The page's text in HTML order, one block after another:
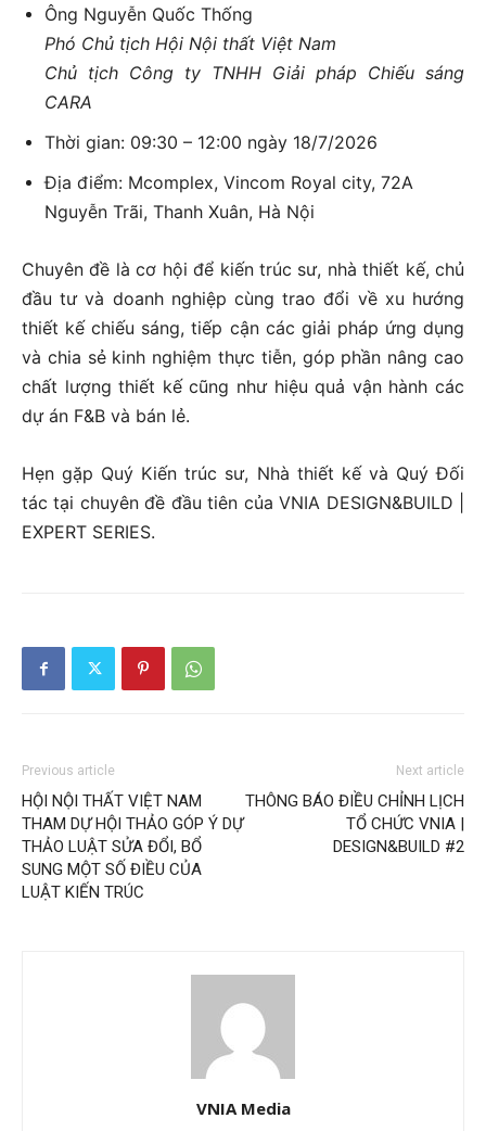
Ông Nguyễn Quốc Thống
Phó Chủ tịch Hội Nội thất Việt Nam
Chủ tịch Công ty TNHH Giải pháp Chiếu sáng
CARA
Thời gian: 09:30 – 12:00 ngày 18/7/2026
Địa điểm: Mcomplex, Vincom Royal city, 72A
Nguyễn Trãi, Thanh Xuân, Hà Nội
Chuyên đề là cơ hội để kiến trúc sư, nhà thiết kế, chủ
đầu tư và doanh nghiệp cùng trao đổi về xu hướng
thiết kế chiếu sáng, tiếp cận các giải pháp ứng dụng
và chia sẻ kinh nghiệm thực tiễn, góp phần nâng cao
chất lượng thiết kế cũng như hiệu quả vận hành các
dự án F&B và bán lẻ.
Hẹn gặp Quý Kiến trúc sư, Nhà thiết kế và Quý Đối
tác tại chuyên đề đầu tiên của VNIA DESIGN&BUILD |
EXPERT SERIES.
Previous article
HỘI NỘI THẤT VIỆT NAM
THAM DỰ HỘI THẢO GÓP Ý DỰ
THẢO LUẬT SỬA ĐỔI, BỔ
SUNG MỘT SỐ ĐIỀU CỦA
LUẬT KIẾN TRÚC
Next article
THÔNG BÁO ĐIỀU CHỈNH LỊCH
TỔ CHỨC VNIA |
DESIGN&BUILD #2
VNIA Media